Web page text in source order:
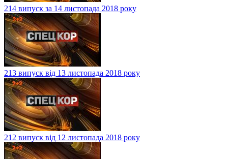
214 випуск за 14 листопада 2018 року
213 випуск від 13 листопада 2018 року
212 випуск від 12 листопада 2018 року